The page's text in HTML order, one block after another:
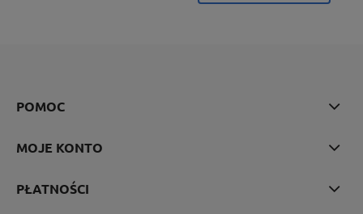
POMOC
MOJE KONTO
PŁATNOŚCI